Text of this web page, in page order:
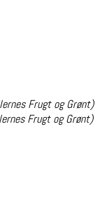
Frugt og Grønt)
Frugt og Grønt)